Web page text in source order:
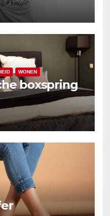
WONEN
boxspring